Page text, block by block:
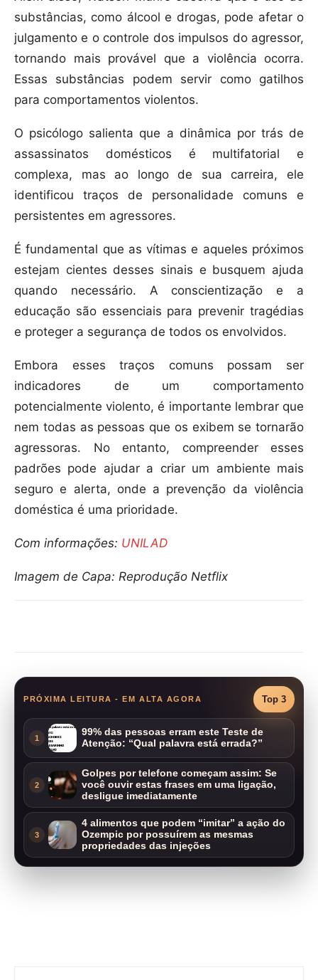
substâncias, como álcool e drogas, pode afetar o
julgamento e o controle dos impulsos do agressor,
tornando mais provável que a violência ocorra.
Essas substâncias podem servir como gatilhos
para comportamentos violentos.
O psicólogo salienta que a dinâmica por trás de
assassinatos domésticos é multifatorial e
complexa, mas ao longo de sua carreira, ele
identificou traços de personalidade comuns e
persistentes em agressores.
É fundamental que as vítimas e aqueles próximos
estejam cientes desses sinais e busquem ajuda
quando necessário. A conscientização e a
educação são essenciais para prevenir tragédias
e proteger a segurança de todos os envolvidos.
Embora esses traços comuns possam ser
indicadores de um comportamento
potencialmente violento, é importante lembrar que
nem todas as pessoas que os exibem se tornarão
agressoras. No entanto, compreender esses
padrões pode ajudar a criar um ambiente mais
seguro e alerta, onde a prevenção da violência
doméstica é uma prioridade.
Com informações: UNILAD
Imagem de Capa: Reprodução Netflix
PRÓXIMA LEITURA - EM ALTA AGORA Top 3
1
99% das pessoas erram este Teste de
Atenção: “Qual palavra está errada?”
2
Golpes por telefone começam assim: Se
você ouvir estas frases em uma ligação,
desligue imediatamente
3
4 alimentos que podem “imitar” a ação do
Ozempic por possuírem as mesmas
propriedades das injeções